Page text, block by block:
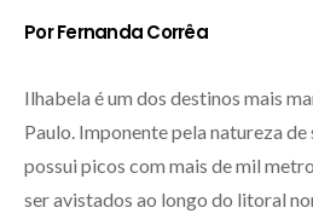
Por Fernanda Corrêa
Ilhabela é um dos destinos mais
Paulo. Imponente pela natureza de
possui picos com mais de mil
ser avistados ao longo do litoral